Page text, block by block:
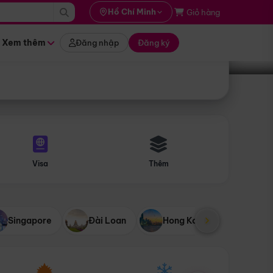
Hồ Chí Minh Giỏ hàng
Xem thêm Đăng nhập Đăng ký
Tìm tour
Visa Thêm
Singapore Đài Loan Hong Kong